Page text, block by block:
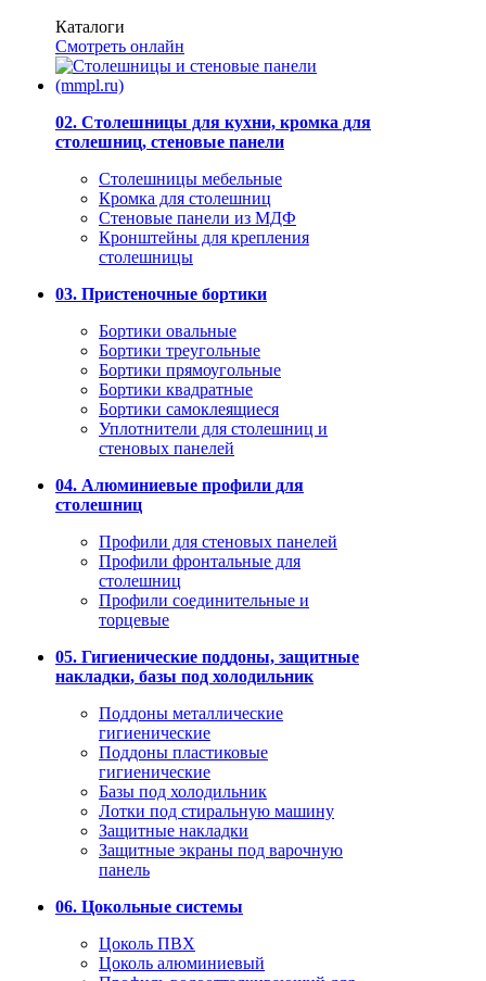
Каталоги
Смотреть онлайн
02. Столешницы для кухни, кромка для
столешниц, стеновые панели
Столешницы мебельные
Кромка для столешниц
Стеновые панели из МДФ
Кронштейны для крепления
столешницы
03. Пристеночные бортики
Бортики овальные
Бортики треугольные
Бортики прямоугольные
Бортики квадратные
Бортики самоклеящиеся
Уплотнители для столешниц и
стеновых панелей
04. Алюминиевые профили для
столешниц
Профили для стеновых панелей
Профили фронтальные для
столешниц
Профили соединительные и
торцевые
05. Гигиенические поддоны, защитные
накладки, базы под холодильник
Поддоны металлические
гигиенические
Поддоны пластиковые
гигиенические
Базы под холодильник
Лотки под стиральную машину
Защитные накладки
Защитные экраны под варочную
панель
06. Цокольные системы
Цоколь ПВХ
Цоколь алюминиевый